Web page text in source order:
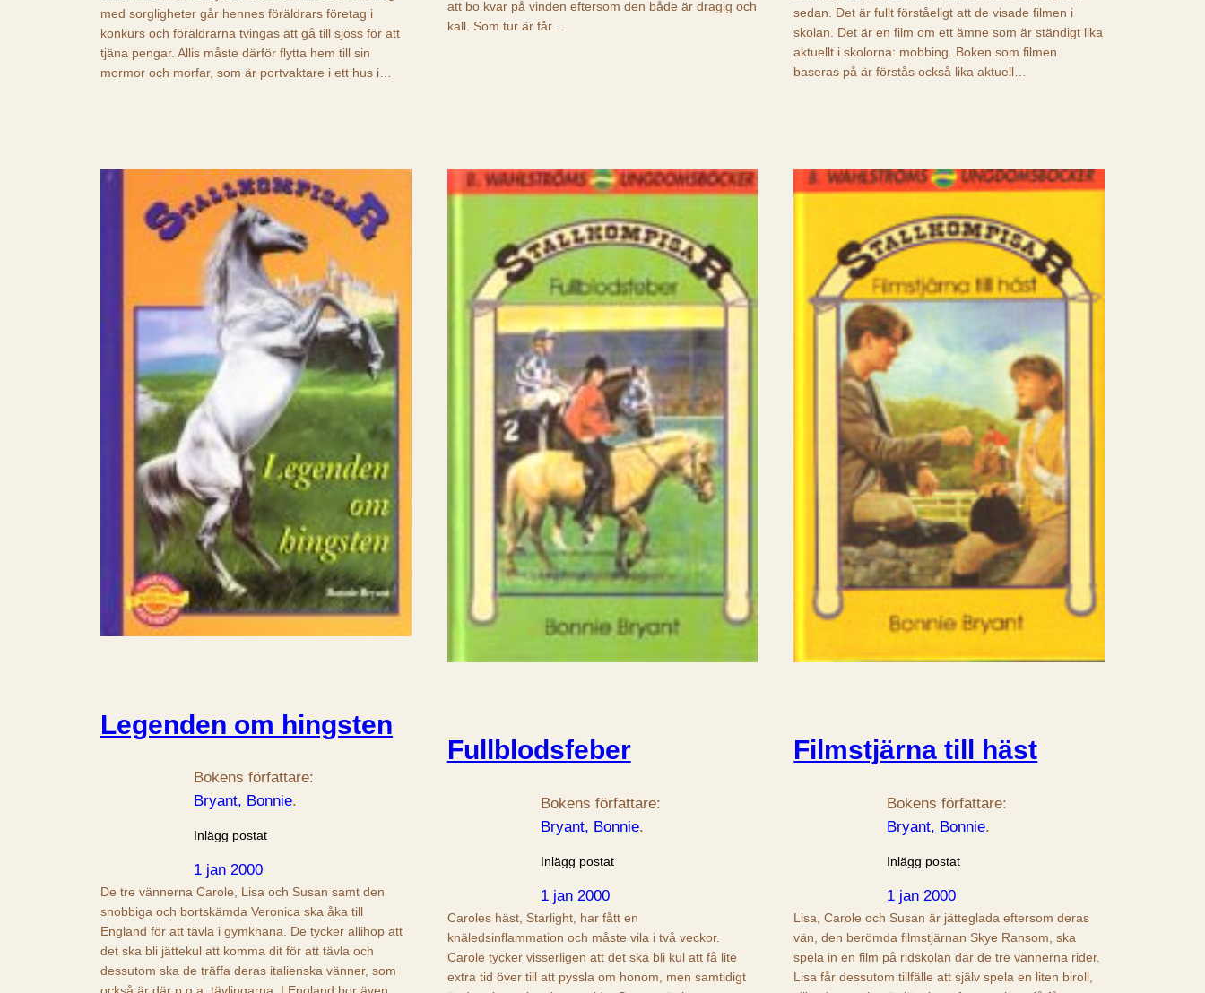
med sorgligheter går hennes föräldrars företag i
konkurs och föräldrarna tvingas att gå till sjöss för att
tjäna pengar. Allis måste därför flytta hem till sin
mormor och morfar, som är portvaktare i ett hus i…
att bo kvar på vinden eftersom den både är dragig och
kall. Som tur är får…
sedan. Det är fullt förståeligt att de visade filmen i
skolan. Det är en film om ett ämne som är ständigt lika
aktuellt i skolorna: mobbing. Boken som filmen
baseras på är förstås också lika aktuell…
Legenden om hingsten
Bokens författare:
Bryant, Bonnie.
Inlägg postat
1 jan 2000
De tre vännerna Carole, Lisa och Susan samt den
snobbiga och bortskämda Veronica ska åka till
England för att tävla i gymkhana. De tycker allihop att
det ska bli jättekul att komma dit för att tävla och
dessutom ska de träffa deras italienska vänner, som
Fullblodsfeber
Bokens författare:
Bryant, Bonnie.
Inlägg postat
1 jan 2000
Caroles häst, Starlight, har fått en
knäledsinflammation och måste vila i två veckor.
Carole tycker visserligen att det ska bli kul att få lite
extra tid över till att pyssla om honom, men samtidigt
Filmstjärna till häst
Bokens författare:
Bryant, Bonnie.
Inlägg postat
1 jan 2000
Lisa, Carole och Susan är jätteglada eftersom deras
vän, den berömda filmstjärnan Skye Ransom, ska
spela in en film på ridskolan där de tre vännerna rider.
Lisa får dessutom tillfälle att själv spela en liten biroll,